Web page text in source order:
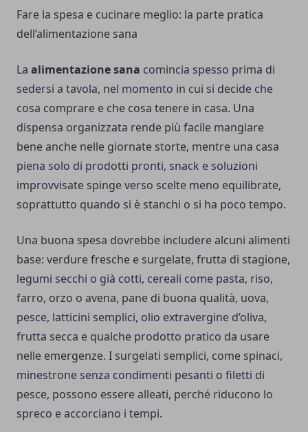
Fare la spesa e cucinare meglio: la parte pratica
dell’alimentazione sana
La alimentazione sana comincia spesso prima di
sedersi a tavola, nel momento in cui si decide che
cosa comprare e che cosa tenere in casa. Una
dispensa organizzata rende più facile mangiare
bene anche nelle giornate storte, mentre una casa
piena solo di prodotti pronti, snack e soluzioni
improvvisate spinge verso scelte meno equilibrate,
soprattutto quando si è stanchi o si ha poco tempo.
Una buona spesa dovrebbe includere alcuni alimenti
base: verdure fresche e surgelate, frutta di stagione,
legumi secchi o già cotti, cereali come pasta, riso,
farro, orzo o avena, pane di buona qualità, uova,
pesce, latticini semplici, olio extravergine d’oliva,
frutta secca e qualche prodotto pratico da usare
nelle emergenze. I surgelati semplici, come spinaci,
minestrone senza condimenti pesanti o filetti di
pesce, possono essere alleati, perché riducono lo
spreco e accorciano i tempi.